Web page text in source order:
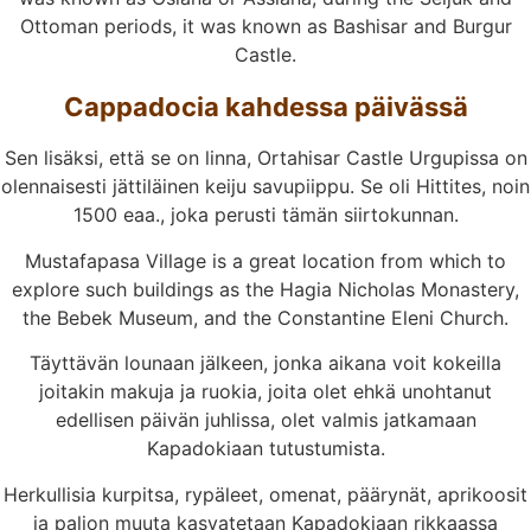
Ottoman periods, it was known as Bashisar and Burgur
Castle.
Cappadocia kahdessa päivässä
Sen lisäksi, että se on linna, Ortahisar Castle Urgupissa on
olennaisesti jättiläinen keiju savupiippu. Se oli Hittites, noin
1500 eaa., joka perusti tämän siirtokunnan.
Mustafapasa Village is a great location from which to
explore such buildings as the Hagia Nicholas Monastery,
the Bebek Museum, and the Constantine Eleni Church.
Täyttävän lounaan jälkeen, jonka aikana voit kokeilla
joitakin makuja ja ruokia, joita olet ehkä unohtanut
edellisen päivän juhlissa, olet valmis jatkamaan
Kapadokiaan tutustumista.
Herkullisia kurpitsa, rypäleet, omenat, päärynät, aprikoosit
ja paljon muuta kasvatetaan Kapadokiaan rikkaassa